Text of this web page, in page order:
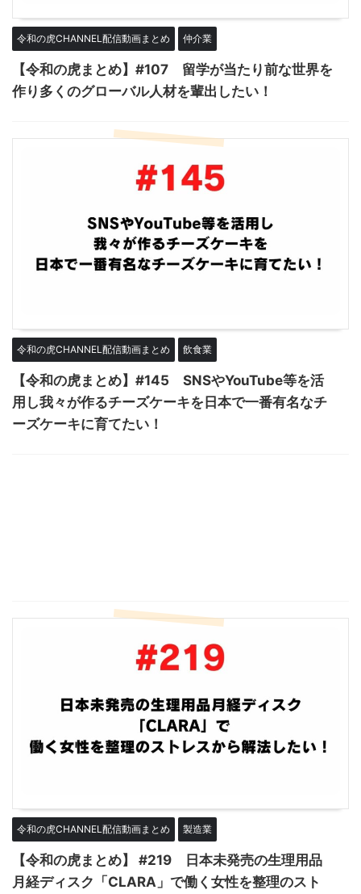
令和の虎CHANNEL配信動画まとめ 仲介業
【令和の虎まとめ】#107 留学が当たり前な世界を
作り多くのグローバル人材を輩出したい！
令和の虎CHANNEL配信動画まとめ 飲食業
【令和の虎まとめ】#145 SNSやYouTube等を活
用し我々が作るチーズケーキを日本で一番有名なチ
ーズケーキに育てたい！
令和の虎CHANNEL配信動画まとめ 製造業
【令和の虎まとめ】 #219 日本未発売の生理用品
月経ディスク「CLARA」で働く女性を整理のスト